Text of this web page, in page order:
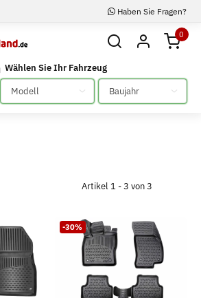
Haben Sie Fragen?
0
Wählen Sie Ihr Fahrzeug
Bitte auswählen Bitte auswählen
Artikel 1 - 3 von 3
-30%